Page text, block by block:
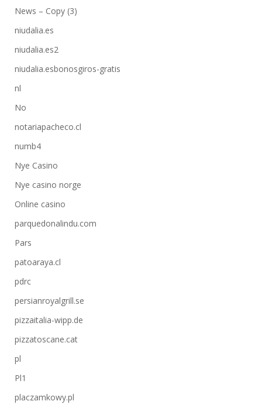
News – Copy (3)
niudalia.es
niudalia.es2
niudalia.esbonosgiros-gratis
nl
No
notariapacheco.cl
numb4
Nye Casino
Nye casino norge
Online casino
parquedonalindu.com
Pars
patoaraya.cl
pdrc
persianroyalgrill.se
pizzaitalia-wipp.de
pizzatoscane.cat
pl
Pl1
placzamkowy.pl